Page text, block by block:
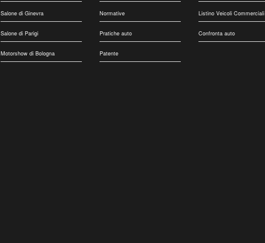
Salone di Ginevra
Salone di Parigi
Motorshow di Bologna
Normative
Pratiche auto
Patente
Listino Veicoli Commerciali
Confronta auto